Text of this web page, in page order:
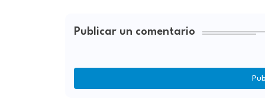
Publicar un comentario